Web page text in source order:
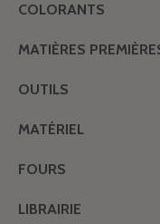
COLORANTS
MATIÈRES
OUTILS
MATÉRIEL
FOURS
LIBRAIRIE